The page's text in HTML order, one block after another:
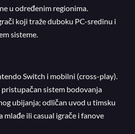
u određenim regionima.
koji traže duboku PC-sredinu i
sisteme.
Switch i mobilni (cross-play).
sistem bodovanja
ubijanja; odličan uvod u timsku
mlađe ili casual igrače i fanove